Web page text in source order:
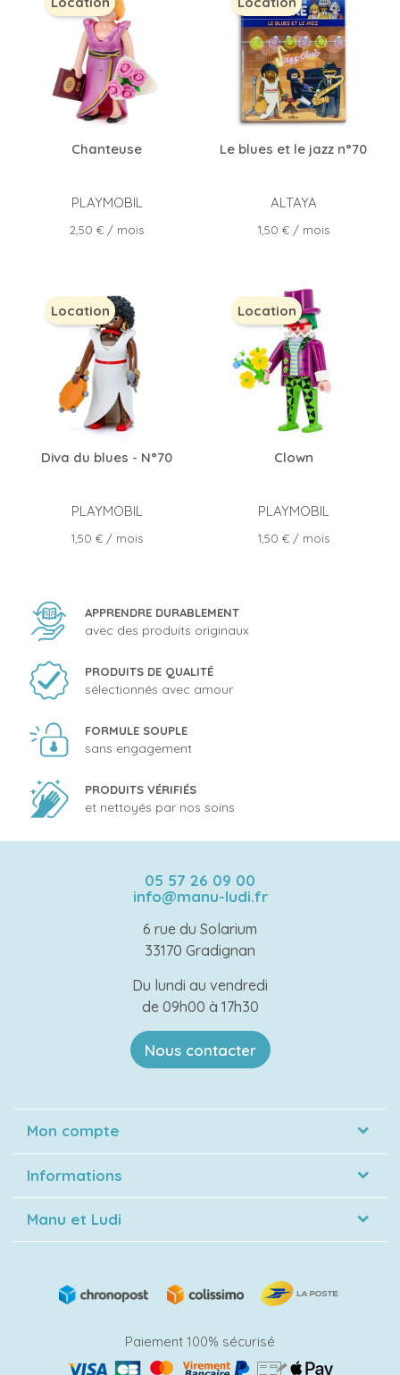
Chanteuse
PLAYMOBIL
Prix
2,50 € / mois
Le blues et le jazz n°70
ALTAYA
Prix
1,50 €/ mois
Diva du blues - N°70
PLAYMOBIL
Prix
1,50 €/ mois
Location
Clown
PLAYMOBIL
Prix
1,50 €/ mois
Location
APPRENDRE DURABLEMENT
avec des produits originaux
PRODUITS DE QUALITÉ
sélectionnés avec amour
FORMULE SOUPLE
sans engagement
PRODUITS VÉRIFIÉS
et nettoyés par nos soins
05 57 26 09 00
info@manu-ludi.fr
6 rue du Solarium
33170 Gradignan
Du lundi au vendredi
de 09h00 à 17h30
Nous contacter
Mon compte
Informations
Manu et Ludi
Paiement 100% sécurisé